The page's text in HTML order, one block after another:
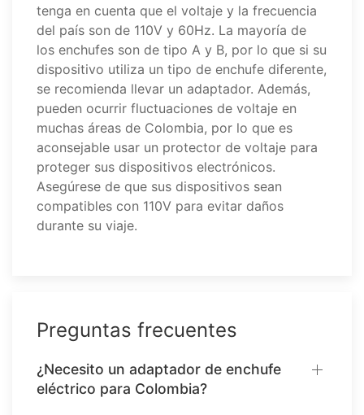
tenga en cuenta que el voltaje y la frecuencia
del país son de 110V y 60Hz. La mayoría de
los enchufes son de tipo A y B, por lo que si su
dispositivo utiliza un tipo de enchufe diferente,
se recomienda llevar un adaptador. Además,
pueden ocurrir fluctuaciones de voltaje en
muchas áreas de Colombia, por lo que es
aconsejable usar un protector de voltaje para
proteger sus dispositivos electrónicos.
Asegúrese de que sus dispositivos sean
compatibles con 110V para evitar daños
durante su viaje.
Preguntas frecuentes
¿Necesito un adaptador de enchufe
eléctrico para Colombia?